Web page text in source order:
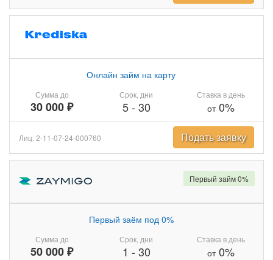
Сумма до
30 000 ₽
Онлайн займ на карту
Срок, дни
5- 30
Ставка в день
от0%
Лиц. 2-11-07-24-000760 Подать заявку
Сумма до
50 000 ₽
Первый заём под 0%
Срок, дни
1 - 30
Ставка в день
от0%
Первый займ 0%